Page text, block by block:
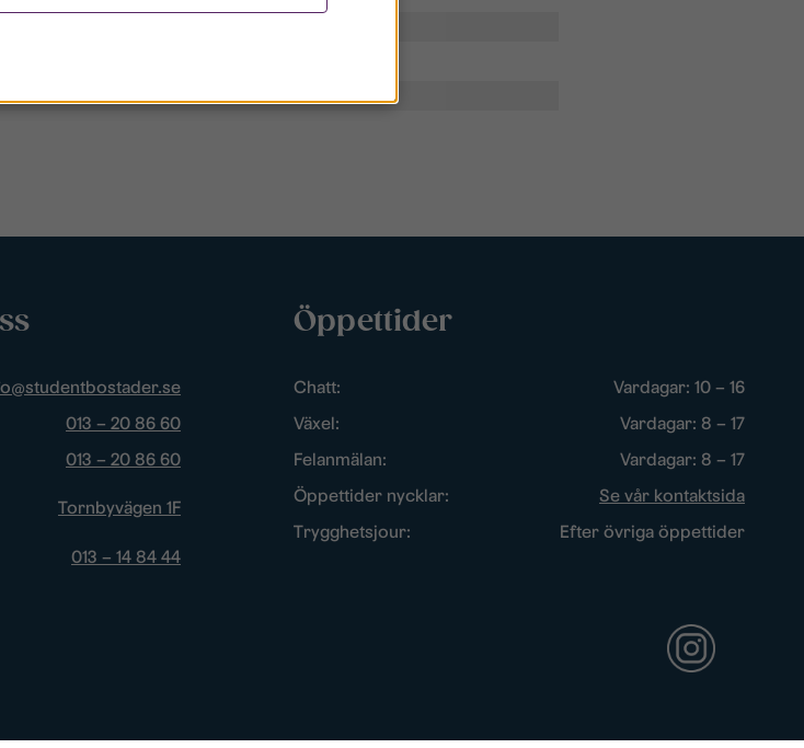
013 – 20 86 60
013 – 20 86 60
Tornbyvägen 1F
013 – 14 84 44
Öppettider
Chatt:
Vardagar: 10 – 16
Växel:
Vardagar: 8 – 17
Felanmälan:
Vardagar: 8 – 17
Öppettider nycklar:
Se vår kontaktsida
Trygghetsjour:
Efter övriga öppettider